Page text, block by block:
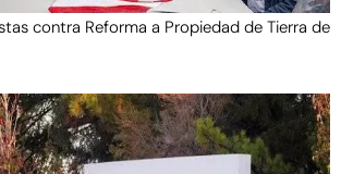
contra Reforma a Propiedad de Tierra de